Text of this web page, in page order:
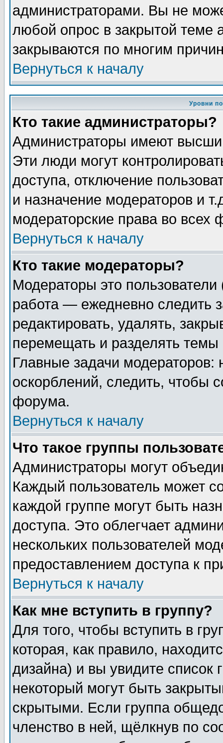
администраторами. Вы не
любой опрос в закрытой теме
закрываются по многим
Вернуться к началу
Уровни
Кто такие администраторы?
Администраторы имеют
Эти люди могут
доступа, отключение
и назначение модераторов и
модераторские права во всех
Вернуться к началу
Кто такие модераторы?
Модераторы это
работа — ежедневно следить
редактировать, удалять,
перемещать и разделять
Главные задачи
оскорблений, следить, чтобы
форума.
Вернуться к началу
Что такое группы
Администраторы могут
Каждый пользователь может
каждой группе могут быть
доступа. Это облегчает
нескольких пользователей
предоставлением доступа к
Вернуться к началу
Как мне вступить в группу?
Для того, чтобы вступить в
которая, как правило,
дизайна) и вы увидите список
некоторый могут быть
скрытыми. Если группа
членство в ней, щёлкнув по